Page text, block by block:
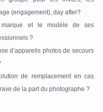
(engagement), day after?
et le modèle de ses
?
d’appareils photos de secours
de remplacement en cas
de la part du photographe ?